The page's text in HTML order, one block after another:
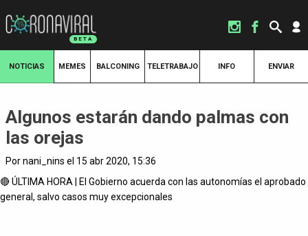
NOTICIAS MEMES BALCONING TELETRABAJO INFO ENVIAR
Algunos estarán dando palmas con
las orejas
Por nani_nins el 15 abr 2020, 15:36
🔴 ÚLTIMA HORA | El Gobierno acuerda con las autonomías el aprobado
general, salvo casos muy excepcionales